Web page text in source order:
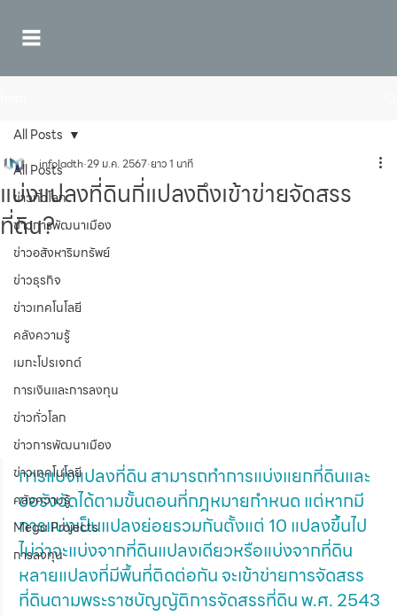
All Posts
ข่าวทั่วโลก
ข่าวการพัฒนาเมือง
ข่าวอสังหาริมทรัพย์
ข่าวธุรกิจ
ข่าวเทคโนโลยี
คลังความรู้
เมกะโปรเจกต์
การเงินและการลงทุน
ข่าวทั่วโลก
ข่าวการพัฒนาเมือง
ข่าวเทคโนโลยี
คลังความรู้
Mega Projects
การลงทุน
All Posts
แบ่งแปลงที่ดินกี่แปลงถึงเข้าข่ายจัดสรร
ที่ดิน?
infoladth 29 ม.ค. 2567 ยาว 1 นาที
การแบ่งแปลงที่ดิน สามารถทำการแบ่งแยกที่ดินและ
ขอรังวัดได้ตามขั้นตอนที่กฎหมายกำหนด แต่หากมี
การแบ่งเป็นแปลงย่อยรวมกันตั้งแต่ 10 แปลงขึ้นไป
ไม่ว่าจะแบ่งจากที่ดินแปลงเดียวหรือแบ่งจากที่ดิน
หลายแปลงที่มีพื้นที่ติดต่อกัน จะเข้าข่ายการจัดสรร
ที่ดินตามพระราชบัญญัติการจัดสรรที่ดิน พ.ศ. 2543